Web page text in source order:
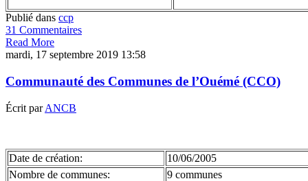
Publié dans ccp
31 Commentaires
Read More
mardi, 17 septembre 2019 13:58
Communauté des Communes de l’Ouémé (CCO)
Écrit parANCB
Date de création:
10/06/2005
Nombre de communes:
9 communes